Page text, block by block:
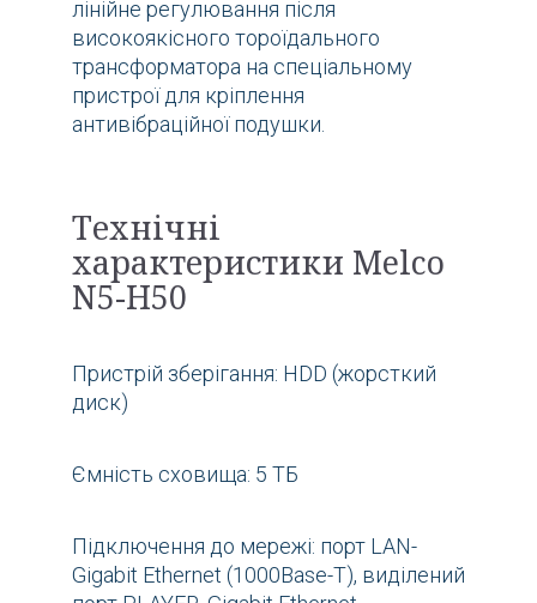
лінійне регулювання після
високоякісного тороїдального
трансформатора на спеціальному
пристрої для кріплення
антивібраційної подушки.
Технічні
характеристики Melco
N5-H50
Пристрій зберігання: HDD (жорсткий
диск)
Ємність сховища: 5 ТБ
Підключення до мережі: порт LAN-
Gigabit Ethernet (1000Base-T), виділений